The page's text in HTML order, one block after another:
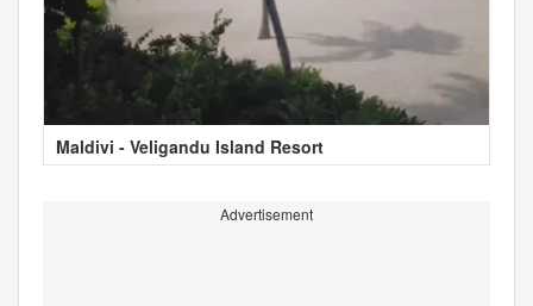
Maldivi - Veligandu Island Resort
Advertisement